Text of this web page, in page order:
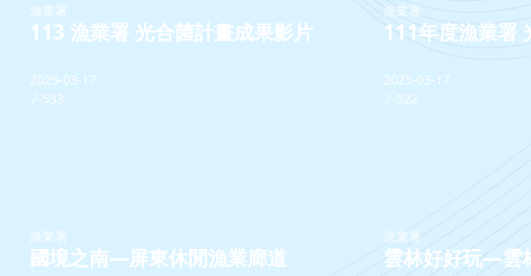
漁業署
113 漁業署 光合菌計畫成果影片
2025-03-17
533
漁業署
111年度漁業署
2025-03-17
522
漁業署
國境之南—屏東休閒漁業廊道
漁業署
雲林好好玩—雲